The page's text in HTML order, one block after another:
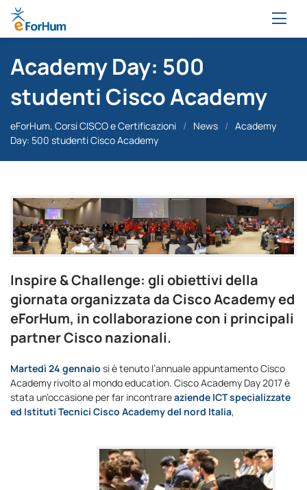
Academy Day: 500
studenti Cisco Academy
eForHum, Corsi CISCO e Certificazioni / News / Academy
Day: 500 studenti Cisco Academy
Inspire & Challenge: gli obiettivi della
giornata organizzata da Cisco Academy ed
eForHum, in collaborazione con i principali
partner Cisco nazionali.
Martedì 24 gennaio si è tenuto l’annuale appuntamento Cisco
Academy rivolto al mondo education. Cisco Academy Day 2017 è
stata un’occasione per far incontrareaziende ICT specializzate
ed Istituti Tecnici Cisco Academy del nord Italia,